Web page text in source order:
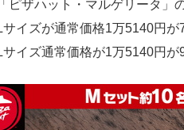
ピザハット・マルゲリータ」
サイズが通常価格1万5140円
サイズ通常価格が1万5140円が